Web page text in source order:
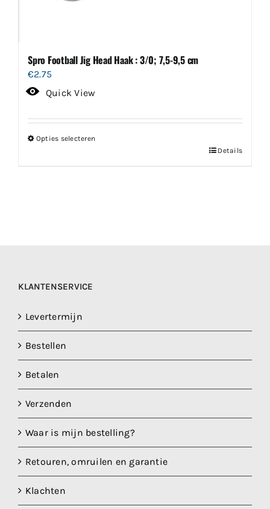
Spro Football Jig Head Haak : 3/0; 7,5-9,5 cm
€2.75
Quick View
Opties selecteren
gekozen
op
de
productpagina
Details
KLANTENSERVICE
Levertermijn
Bestellen
Betalen
Verzenden
Waar is mijn bestelling?
Retouren, omruilen en garantie
Klachten